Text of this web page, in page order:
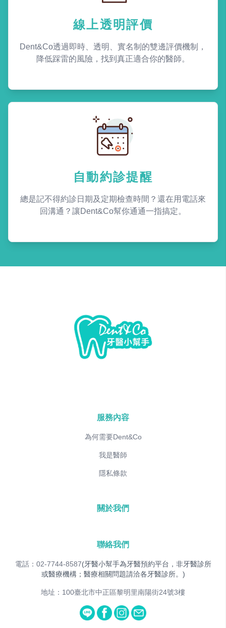
線上透明評價
Dent&Co透過即時、透明、實名制的雙邊評價機制，
降低踩雷的風險，找到真正適合你的醫師。
自動約診提醒
總是記不得約診日期及定期檢查時間？還在用電話來
回溝通？讓Dent&Co幫你通通一指搞定。
服務內容
為何需要Dent&Co
我是醫師
隱私條款
關於我們
聯絡我們
電話：02-7744-8587(牙醫小幫手為牙醫預約平台，非牙醫診所
或醫療機構；醫療相關問題請洽各牙醫診所。)
地址：100臺北市中正區黎明里南陽街24號3樓